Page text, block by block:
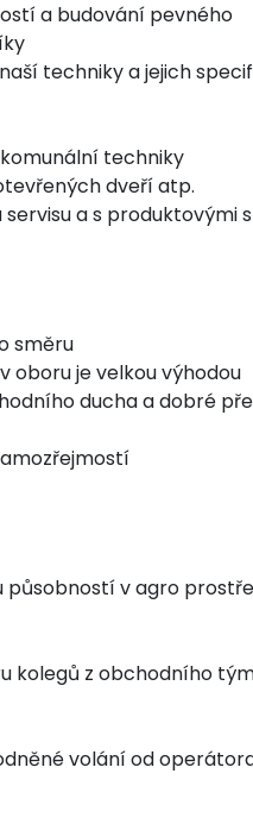
a budování pevného
techniky a jejich
techniky
dveří atp.
a s produktovými
směru
oboru je velkou výhodou
ducha a dobré
působností v agro
kolegů z obchodního
volání od